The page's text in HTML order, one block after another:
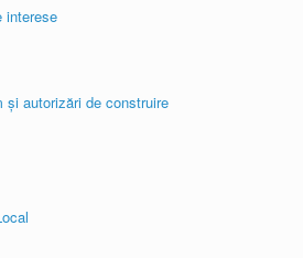
interese
și autorizări de construire